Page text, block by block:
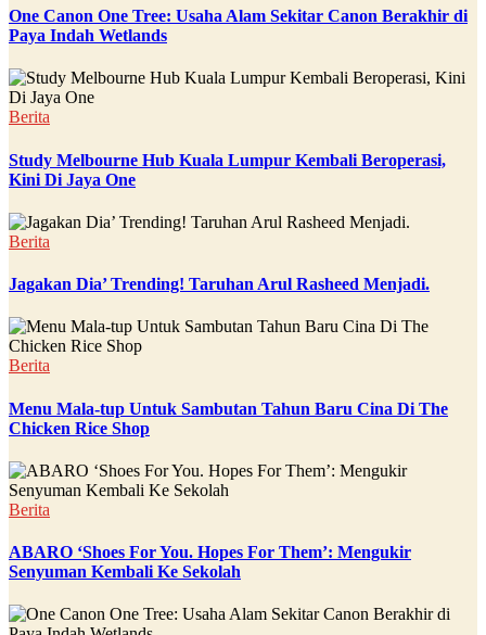
One Canon One Tree: Usaha Alam Sekitar Canon Berakhir di
Paya Indah Wetlands
Berita
Study Melbourne Hub Kuala Lumpur Kembali Beroperasi,
Kini Di Jaya One
Berita
Jagakan Dia’ Trending! Taruhan Arul Rasheed Menjadi.
Berita
Menu Mala-tup Untuk Sambutan Tahun Baru Cina Di The
Chicken Rice Shop
Berita
ABARO ‘Shoes For You. Hopes For Them’: Mengukir
Senyuman Kembali Ke Sekolah